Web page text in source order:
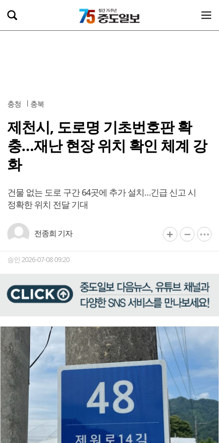
충청 충북
제천시, 도로명 기초번호판 확
충…재난 현장 위치 확인 체계 강
화
건물 없는 도로 구간 64곳에 추가 설치…긴급 신고 시
정확한 위치 전달 기대
전종희 기자
승인 2026-07-08 09:20